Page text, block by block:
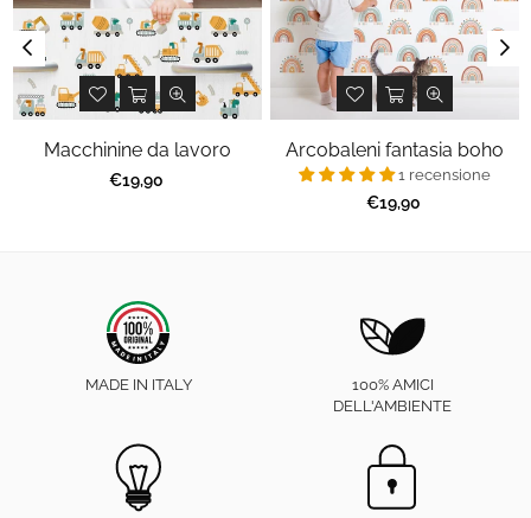
Macchinine da lavoro
Prezzo
€19,90
Arcobaleni fantasia boho
1 recensione
Prezzo
€19,90
MADE IN ITALY
100% AMICI
DELL'AMBIENTE